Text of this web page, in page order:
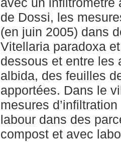
de Dossi, les
(en juin 2005) dans
Vitellaria paradoxa
dessous et entre les
albida, des feuilles
apportées. Dans le
mesures
labour dans des
compost et avec